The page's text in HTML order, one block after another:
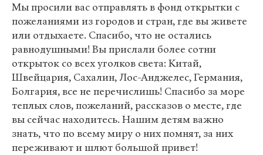
Мы просили вас отправлять в фонд открытки с
пожеланиями из городов и стран, где вы живете
или отдыхаете. Спасибо, что не остались
равнодушными! Вы прислали более сотни
открыток со всех уголков света: Китай,
Швейцария, Сахалин, Лос-Анджелес, Германия,
Болгария, все не перечислишь! Спасибо за море
теплых слов, пожеланий, рассказов о месте, где
вы сейчас находитесь. Нашим детям важно
знать, что по всему миру о них помнят, за них
переживают и шлют большой привет!